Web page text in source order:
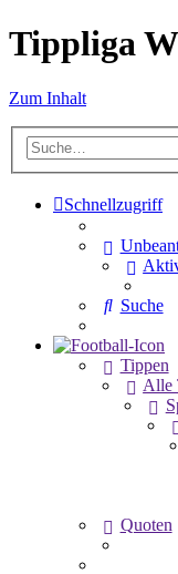
Tippliga
Zum Inhalt
Schnellzugriff
Suche
Tippen
Alle
Quoten